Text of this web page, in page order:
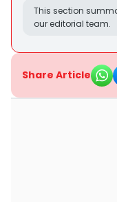
This section
our editorial team.
Share Article